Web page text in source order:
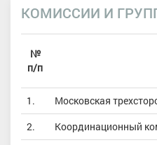
КОМИССИИ И
№
п/п
1.
Московская
2.
Координационный